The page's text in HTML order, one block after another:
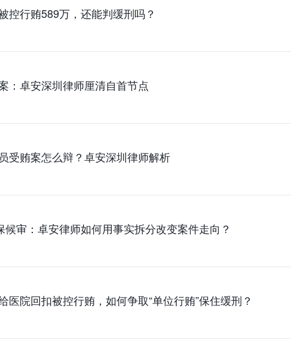
控行贿589万，还能判缓刑吗？
：卓安深圳律师厘清自首节点
受贿案怎么辩？卓安深圳律师解析
候审：卓安律师如何用事实拆分改变案件走向？
医院回扣被控行贿，如何争取“单位行贿”保住缓刑？